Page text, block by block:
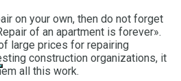
on your own, then do not forget
of an apartment is forever».
large prices for repairing
construction organizations, it
all this work.